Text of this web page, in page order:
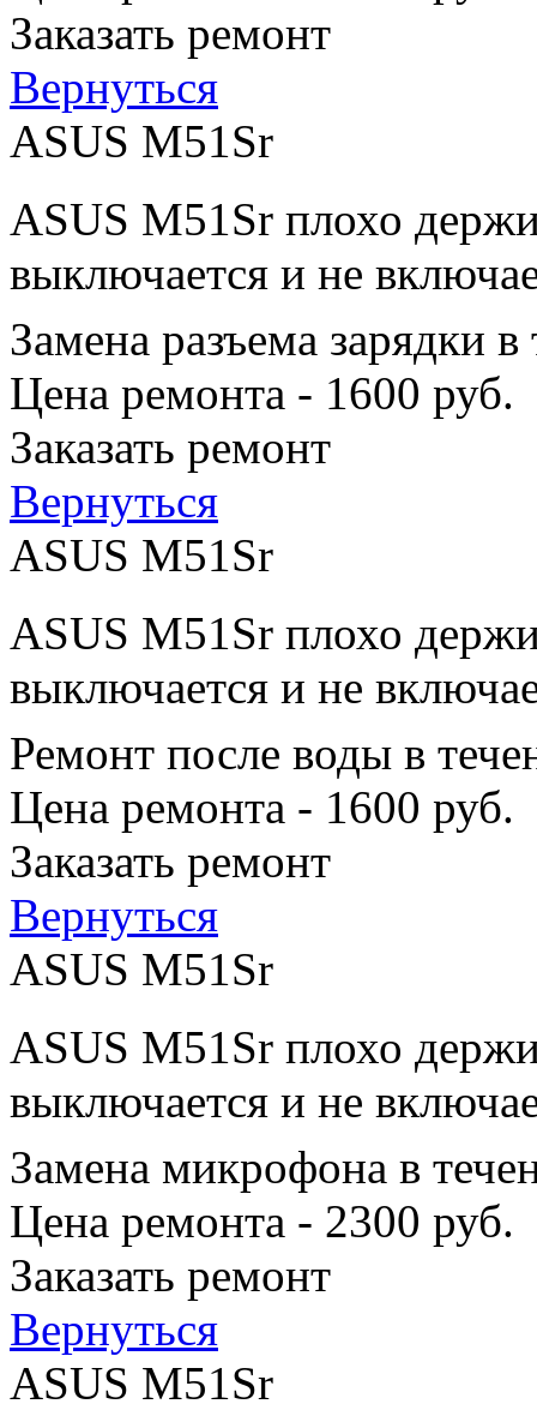
Заказать ремонт
Вернуться
ASUS M51Sr
ASUS M51Sr плохо
выключается и не
Замена разъема зарядки
Цена ремонта - 1600 руб.
Заказать ремонт
Вернуться
ASUS M51Sr
ASUS M51Sr плохо
выключается и не
Ремонт после воды в
Цена ремонта - 1600 руб.
Заказать ремонт
Вернуться
ASUS M51Sr
ASUS M51Sr плохо
выключается и не
Замена микрофона в
Цена ремонта - 2300 руб.
Заказать ремонт
Вернуться
ASUS M51Sr